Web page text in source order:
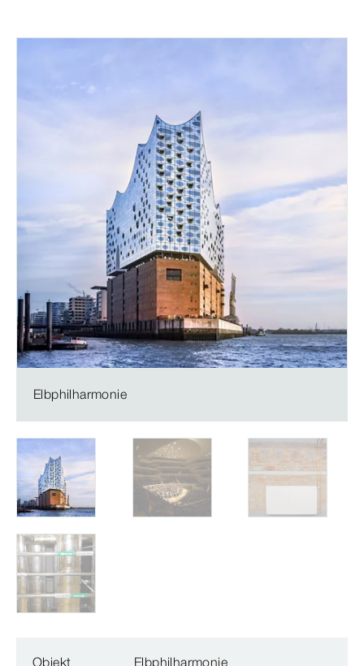
Elbphilharmonie
Objekt Elbphilharmonie